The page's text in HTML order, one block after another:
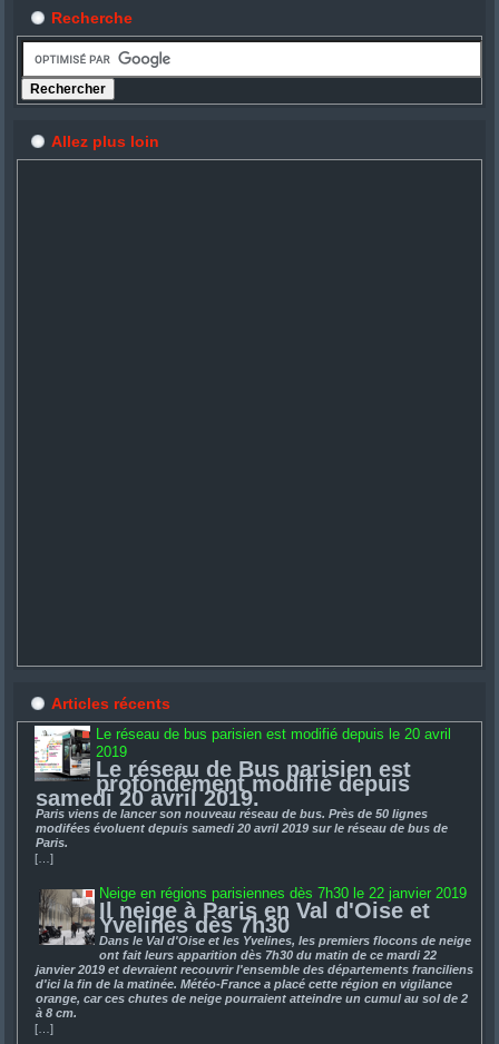
Recherche
Allez plus loin
Articles récents
Le réseau de bus parisien est modifié depuis le 20 avril
2019
Le réseau de Bus parisien est
profondément modifié depuis
samedi 20 avril 2019.
Paris viens de lancer son nouveau réseau de bus. Près de 50 lignes
modifées évoluent depuis samedi 20 avril 2019 sur le réseau de bus de
Paris.
[…]
Neige en régions parisiennes dès 7h30 le 22 janvier 2019
Il neige à Paris en Val d'Oise et
Yvelines dès 7h30
Dans le Val d'Oise et les Yvelines, les premiers flocons de neige
ont fait leurs apparition dès 7h30 du matin de ce mardi 22
janvier 2019 et devraient recouvrir l'ensemble des départements franciliens
d'ici la fin de la matinée. Météo-France a placé cette région en vigilance
orange, car ces chutes de neige pourraient atteindre un cumul au sol de 2
à 8 cm.
[…]